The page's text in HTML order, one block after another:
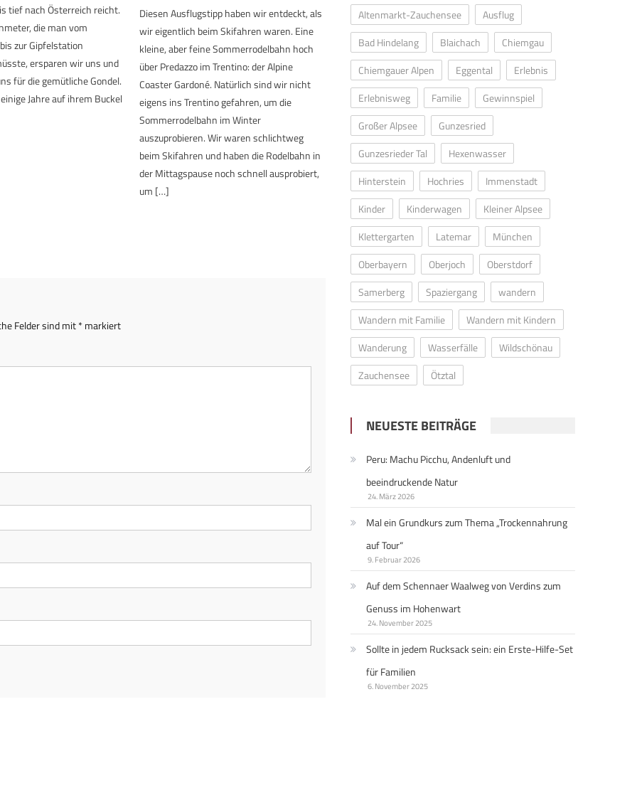
tief nach Österreich reicht.
die man vom
zur Gipfelstation
ersparen wir uns und
für die gemütliche Gondel.
Jahre auf ihrem Buckel
Diesen Ausflugstipp haben wir entdeckt, als
wir eigentlich beim Skifahren waren. Eine
kleine, aber feine Sommerrodelbahn hoch
über Predazzo im Trentino: der Alpine
Coaster Gardoné. Natürlich sind wir nicht
eigens ins Trentino gefahren, um die
Sommerrodelbahn im Winter
auszuprobieren. Wir waren schlichtweg
beim Skifahren und haben die Rodelbahn in
der Mittagspause noch schnell ausprobiert,
um […]
Felder sind mit*markiert
Altenmarkt-Zauchensee
Ausflug
Bad Hindelang
Blaichach
Chiemgau
Chiemgauer Alpen
Eggental
Erlebnis
Erlebnisweg
Familie
Gewinnspiel
Großer Alpsee
Gunzesried
Gunzesrieder Tal
Hexenwasser
Hinterstein
Hochries
Immenstadt
Kinder
Kinderwagen
Kleiner Alpsee
Klettergarten
Latemar
München
Oberbayern
Oberjoch
Oberstdorf
Samerberg
Spaziergang
wandern
Wandern mit Familie
Wandern mit Kindern
Wanderung
Wasserfälle
Wildschönau
Zauchensee
Ötztal
NEUESTE BEITRÄGE
Peru: Machu Picchu, Andenluft und
beeindruckende Natur
24. März 2026
Mal ein Grundkurs zum Thema „Trockennahrung
auf Tour“
9. Februar 2026
Auf dem Schennaer Waalweg von Verdins zum
Genuss im Hohenwart
24. November 2025
Sollte in jedem Rucksack sein: ein Erste-Hilfe-Set
für Familien
6. November 2025